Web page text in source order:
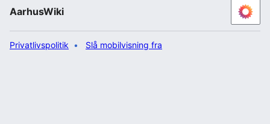
AarhusWiki
Privatlivspolitik Slå mobilvisning fra